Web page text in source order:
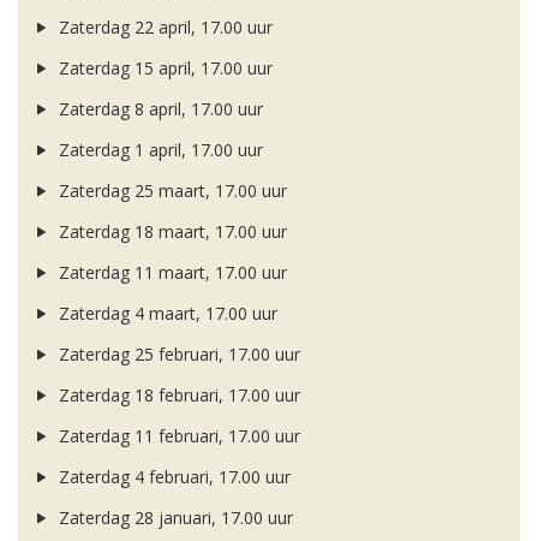
Zaterdag 22 april, 17.00 uur
Zaterdag 15 april, 17.00 uur
Zaterdag 8 april, 17.00 uur
Zaterdag 1 april, 17.00 uur
Zaterdag 25 maart, 17.00 uur
Zaterdag 18 maart, 17.00 uur
Zaterdag 11 maart, 17.00 uur
Zaterdag 4 maart, 17.00 uur
Zaterdag 25 februari, 17.00 uur
Zaterdag 18 februari, 17.00 uur
Zaterdag 11 februari, 17.00 uur
Zaterdag 4 februari, 17.00 uur
Zaterdag 28 januari, 17.00 uur